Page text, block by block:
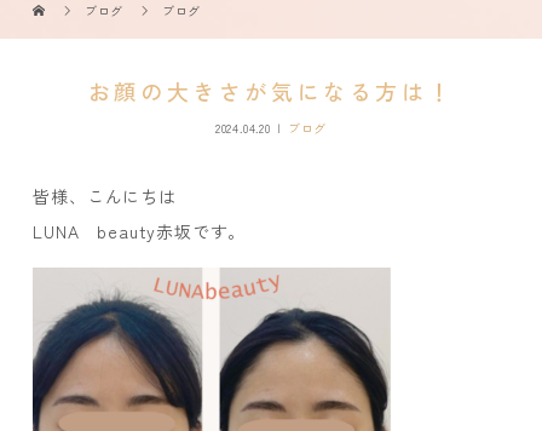
ブログ ブログ
お顔の大きさが気になる方は！
2024.04.20 ブログ
皆様、こんにちは
LUNA beauty赤坂です。